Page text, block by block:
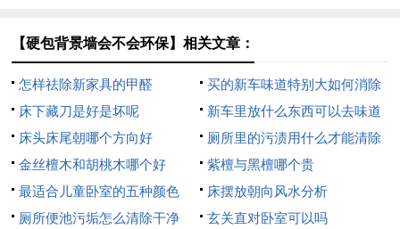
【硬包背景墙会不会环保】相关文章：
怎样祛除新家具的甲醛
买的新车味道特别大如何消除
床下藏刀是好是坏呢
新车里放什么东西可以去味道
床头床尾朝哪个方向好
厕所里的污渍用什么才能清除
金丝檀木和胡桃木哪个好
紫檀与黑檀哪个贵
最适合儿童卧室的五种颜色
床摆放朝向风水分析
厕所便池污垢怎么清除干净
玄关直对卧室可以吗